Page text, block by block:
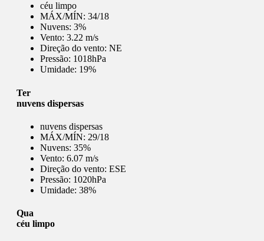
céu limpo
MÁX/MÍN: 34/18
Nuvens: 3%
Vento: 3.22 m/s
Direção do vento: NE
Pressão: 1018hPa
Umidade: 19%
Ter
nuvens dispersas
nuvens dispersas
MÁX/MÍN: 29/18
Nuvens: 35%
Vento: 6.07 m/s
Direção do vento: ESE
Pressão: 1020hPa
Umidade: 38%
Qua
céu limpo